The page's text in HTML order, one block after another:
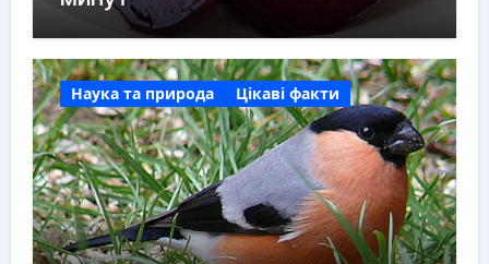
Наука та природа Цікаві факти